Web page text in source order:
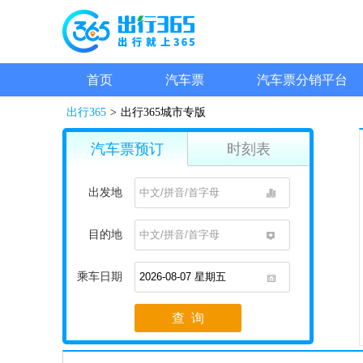
首页 汽车票 汽车票分销平台
出行365 > 出行365城市专版
汽车票预订 时刻表
出发地
目的地
1
乘车日期
1
查 询